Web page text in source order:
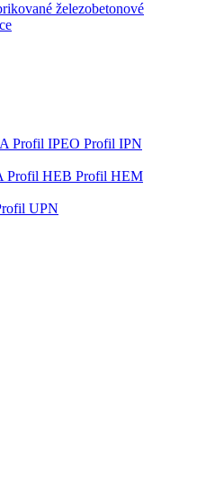
železobetonové
Profil IPEO Profil IPN
Profil HEB Profil HEM
UPN